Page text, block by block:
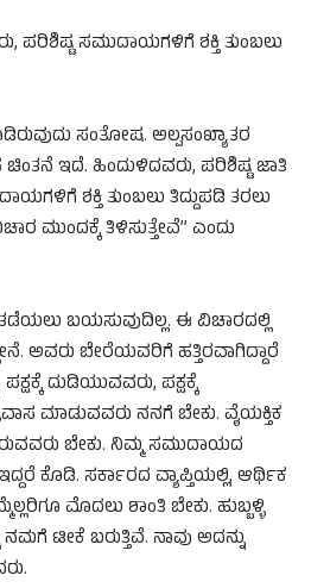
ಪರಿಶಿಷ್ಟ ಸಮುದಾಯಗಳಿಗೆ ಶಕ್ತಿ ತುಂಬಲು
ಸಂತೋಷ. ಅಲ್ಪಸಂಖ್ಯಾತರ
ಇದೆ. ಹಿಂದುಳಿದವರು, ಪರಿಶಿಷ್ಟ ಜಾತಿ
ಶಕ್ತಿ ತುಂಬಲು ತಿದ್ದುಪಡಿ ತರಲು
ಮುಂದಕ್ಕೆ ತಿಳಿಸುತ್ತೇವೆ” ಎಂದು
ಬಯಸುವುದಿಲ್ಲ. ಈ ವಿಚಾರದಲ್ಲಿ
ಅವರು ಬೇರೆಯವರಿಗೆ ಹತ್ತಿರವಾಗಿದ್ದಾರೆ
ದುಡಿಯುವವರು, ಪಕ್ಷಕ್ಕೆ
ಮಾಡುವವರು ನನಗೆ ಬೇಕು. ವೈಯಕ್ತಿಕ
ಬೇಕು. ನಿಮ್ಮ ಸಮುದಾಯದ
ಕೊಡಿ. ಸರ್ಕಾರದ ವ್ಯಾಪ್ತಿಯಲ್ಲಿ, ಆರ್ಥಿಕ
ಮೊದಲು ಶಾಂತಿ ಬೇಕು. ಹುಬ್ಬಳ್ಳಿ
ಟೀಕೆ ಬರುತ್ತಿವೆ. ನಾವು ಅದನ್ನು